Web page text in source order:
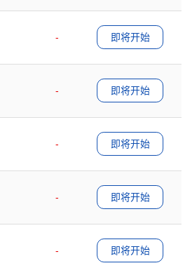
-
即将开始
-
即将开始
-
即将开始
-
即将开始
-
即将开始